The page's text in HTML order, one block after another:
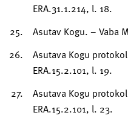
ERA.31.1.214, l. 18.
Asutav Kogu. – Vaba
Asutava Kogu
ERA.15.2.101, l. 19.
Asutava Kogu
ERA.15.2.101, l. 23.